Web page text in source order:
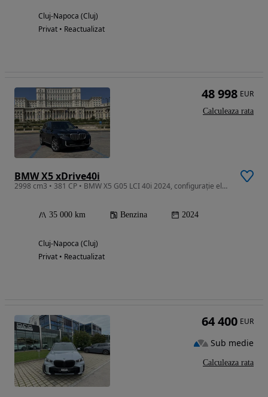
Cluj-Napoca (Cluj)
Privat • Reactualizat
BMW X5 xDrive40i
2998 cm3 • 381 CP • BMW X5 G05 LCI 40i 2024, configurație elegantă,stare impecabila
35 000 km Benzina 2024
Cluj-Napoca (Cluj)
Privat • Reactualizat
48 998 EUR
Calculeaza rata
64 400 EUR
Sub medie
Calculeaza rata